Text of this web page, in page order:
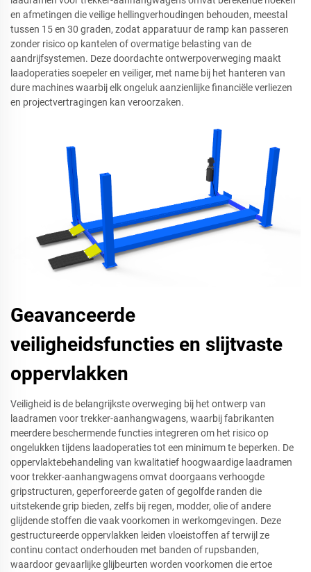
en afmetingen die veilige hellingverhoudingen behouden, meestal
tussen 15 en 30 graden, zodat apparatuur de ramp kan passeren
zonder risico op kantelen of overmatige belasting van de
aandrijfsystemen. Deze doordachte ontwerpoverweging maakt
laadoperaties soepeler en veiliger, met name bij het hanteren van
dure machines waarbij elk ongeluk aanzienlijke financiële verliezen
en projectvertragingen kan veroorzaken.
Geavanceerde
veiligheidsfuncties en slijtvaste
oppervlakken
Veiligheid is de belangrijkste overweging bij het ontwerp van
laadramen voor trekker-aanhangwagens, waarbij fabrikanten
meerdere beschermende functies integreren om het risico op
ongelukken tijdens laadoperaties tot een minimum te beperken. De
oppervlaktebehandeling van kwalitatief hoogwaardige laadramen
voor trekker-aanhangwagens omvat doorgaans verhoogde
gripstructuren, geperforeerde gaten of gegolfde randen die
uitstekende grip bieden, zelfs bij regen, modder, olie of andere
glijdende stoffen die vaak voorkomen in werkomgevingen. Deze
gestructureerde oppervlakken leiden vloeistoffen af terwijl ze
continu contact onderhouden met banden of rupsbanden,
waardoor gevaarlijke glijbeurten worden voorkomen die ertoe